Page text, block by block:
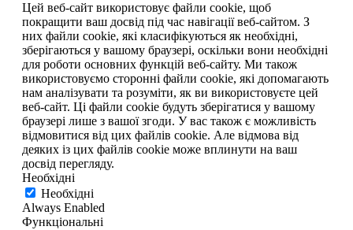
Цей веб-сайт використовує файли cookie, щоб
покращити ваш досвід під час навігації веб-сайтом. З
них файли cookie, які класифікуються як необхідні,
зберігаються у вашому браузері, оскільки вони необхідні
для роботи основних функцій веб-сайту. Ми також
використовуємо сторонні файли cookie, які допомагають
нам аналізувати та розуміти, як ви використовуєте цей
веб-сайт. Ці файли cookie будуть зберігатися у вашому
браузері лише з вашої згоди. У вас також є можливість
відмовитися від цих файлів cookie. Але відмова від
деяких із цих файлів cookie може вплинути на ваш
досвід перегляду.
Необхідні
Необхідні
Always Enabled
Функціональні